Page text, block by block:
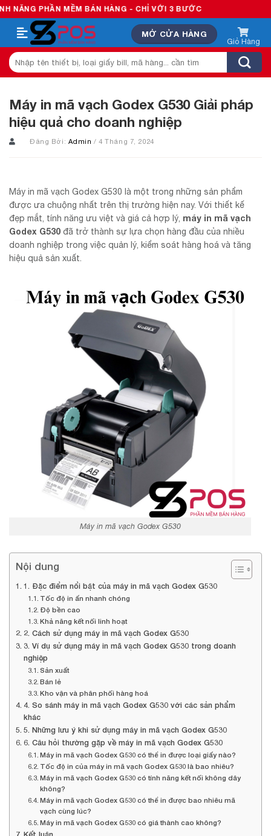
Skip
to
content
MỀM BÁN HÀNG - CHỈ VỚI 3 BƯỚC
MỞ CỬA HÀNG
Tìm
kiếm:
Máy in mã vạch Godex G530 Giải pháp
hiệu quả cho doanh nghiệp
Đăng Bởi: Admin/ 4 Tháng 7, 2024
Máy in mã vạch Godex G530 là một trong những sản phẩm
được ưa chuộng nhất trên thị trường hiện nay. Với thiết kế
đẹp mắt, tính năng ưu việt và giá cả hợp lý, máy in mã vạch
Godex G530 đã trở thành sự lựa chọn hàng đầu của nhiều
doanh nghiệp trong việc quản lý, kiểm soát hàng hoá và tăng
hiệu quả sản xuất.
Máy in mã vạch Godex G530
Nội dung
1. Đặc điểm nổi bật của máy in mã vạch Godex G530
Tốc độ in ấn nhanh chóng
Độ bền cao
Khả năng kết nối linh hoạt
2. Cách sử dụng máy in mã vạch Godex G530
3. Ví dụ sử dụng máy in mã vạch Godex G530 trong doanh
nghiệp
Sản xuất
Bán lẻ
Kho vận và phân phối hàng hoá
4. So sánh máy in mã vạch Godex G530 với các sản phẩm
khác
5. Những lưu ý khi sử dụng máy in mã vạch Godex G530
6. Câu hỏi thường gặp về máy in mã vạch Godex G530
Máy in mã vạch Godex G530 có thể in được loại giấy nào?
Tốc độ in của máy in mã vạch Godex G530 là bao nhiêu?
Máy in mã vạch Godex G530 có tính năng kết nối không dây
không?
Máy in mã vạch Godex G530 có thể in được bao nhiêu mã
vạch cùng lúc?
Máy in mã vạch Godex G530 có giá thành cao không?